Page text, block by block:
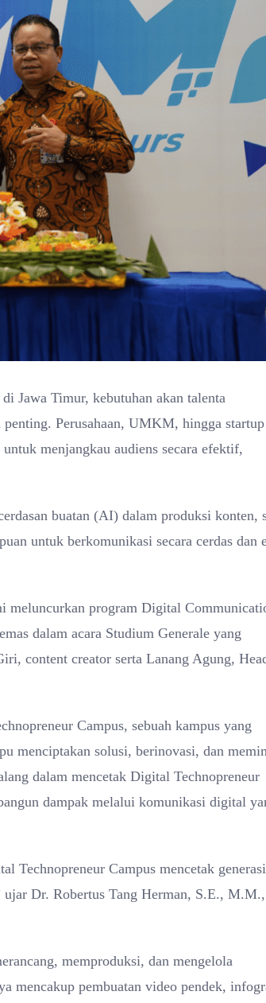
Jawa Timur, kebutuhan akan talenta
Perusahaan, UMKM, hingga startup
menjangkau audiens secara efektif,
buatan (AI) dalam produksi konten,
untuk berkomunikasi secara cerdas dan
meluncurkan program Digital
dalam acara Studium Generale yang
content creator serta Lanang Agung,
Campus, sebuah kampus yang
menciptakan solusi, berinovasi, dan
dalam mencetak Digital Technopreneur
dampak melalui komunikasi digital
Technopreneur Campus mencetak generasi
Dr. Robertus Tang Herman, S.E., M.M.,
memproduksi, dan mengelola
mencakup pembuatan video pendek,